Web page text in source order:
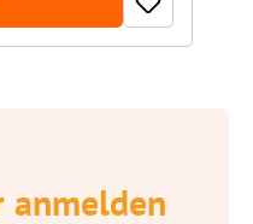
anmelden